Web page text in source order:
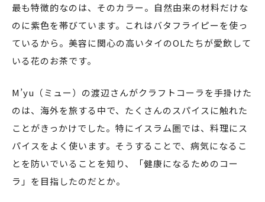
最も特徴的なのは、そのカラー。自然由来の材料だけな
のに紫色を帯びています。これはバタフライピーを使っ
ているから。美容に関心の高いタイのOLたちが愛飲して
いる花のお茶です。
M’yu（ミュー）の渡辺さんがクラフトコーラを手掛けた
のは、海外を旅する中で、たくさんのスパイスに触れた
ことがきっかけでした。特にイスラム圏では、料理にス
パイスをよく使います。そうすることで、病気になるこ
とを防いでいることを知り、「健康になるためのコー
ラ」を目指したのだとか。